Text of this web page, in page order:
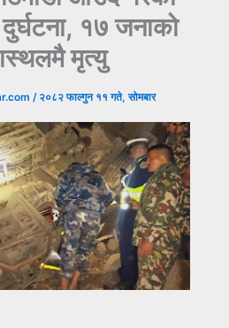
१७ जनाको
मृत्यु
/ २०८२ फाल्गुन ११ गते, सोमबार